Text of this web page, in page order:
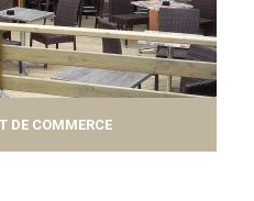
DE COMMERCE